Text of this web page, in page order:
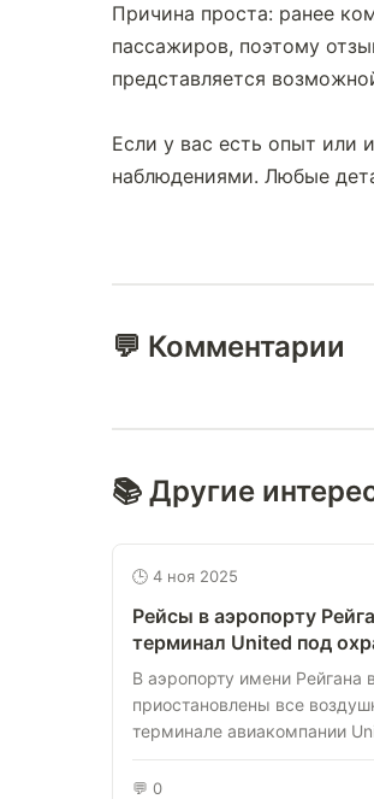
Причина проста: ранее
пассажиров, поэтому
представляется
Если у вас есть опыт или
наблюдениями. Любые
💬 Комментарии
📚 Другие
🕒 4 ноя 2025
Рейсы в аэропорту
терминал United под
В аэропорту имени Рейгана
приостановлены все
терминале авиакомпании
💬 0